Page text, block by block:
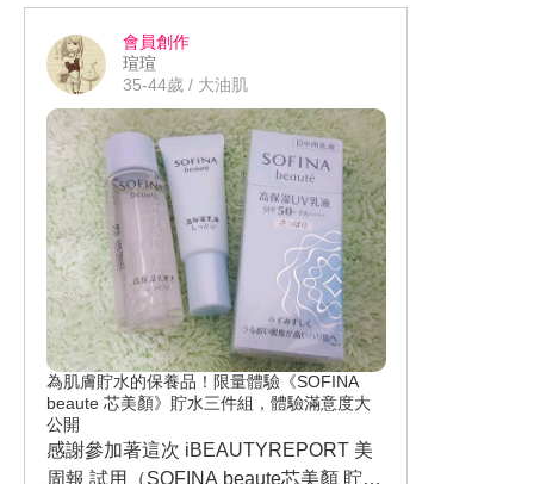
會員創作
瑄瑄
35-44歲 / 大油肌
為肌膚貯水的保養品！限量體驗《SOFINA
beaute 芯美顏》貯水三件組，體驗滿意度大
公開
感謝參加著這次 iBEAUTYREPORT 美
周報 試用（SOFINA beaute芯美顏 貯水